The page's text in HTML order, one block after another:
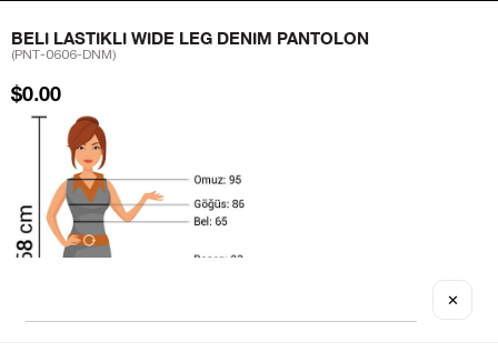
BELI LASTIKLI WIDE LEG DENIM PANTOLON
(PNT-0606-DNM)
$0.00
✕